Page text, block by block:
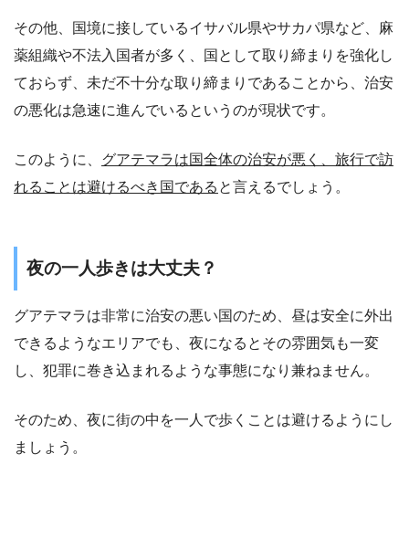
その他、国境に接しているイサバル県やサカパ県など、麻
薬組織や不法入国者が多く、国として取り締まりを強化し
ておらず、未だ不十分な取り締まりであることから、治安
の悪化は急速に進んでいるというのが現状です。
このように、 グアテマラは国全体の治安が悪く、旅行で訪
れることは避けるべき国である と言えるでしょう。
夜の一人歩きは大丈夫？
グアテマラは非常に治安の悪い国のため、昼は安全に外出
できるようなエリアでも、夜になるとその雰囲気も一変
し、犯罪に巻き込まれるような事態になり兼ねません。
そのため、夜に街の中を一人で歩くことは避けるようにし
ましょう。